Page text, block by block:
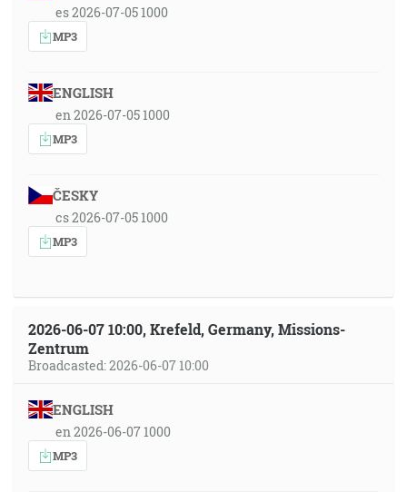
es 2026-07-05 1000
MP3
ENGLISH
en 2026-07-05 1000
MP3
ČESKY
cs 2026-07-05 1000
MP3
2026-06-07 10:00, Krefeld, Germany, Missions-
Zentrum
Broadcasted: 2026-06-07 10:00
ENGLISH
en 2026-06-07 1000
MP3